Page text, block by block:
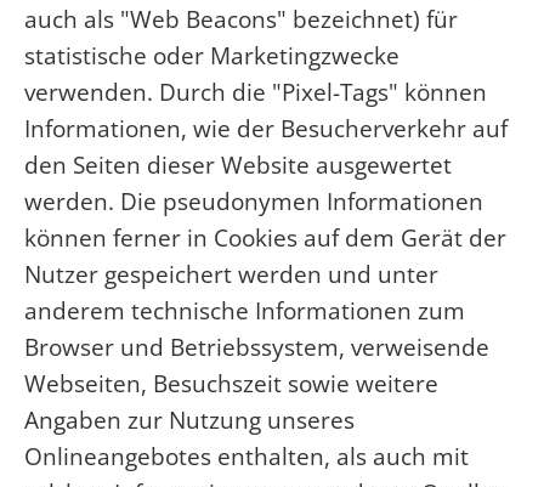
auch als "Web Beacons" bezeichnet) für
statistische oder Marketingzwecke
verwenden. Durch die "Pixel-Tags" können
Informationen, wie der Besucherverkehr auf
den Seiten dieser Website ausgewertet
werden. Die pseudonymen Informationen
können ferner in Cookies auf dem Gerät der
Nutzer gespeichert werden und unter
anderem technische Informationen zum
Browser und Betriebssystem, verweisende
Webseiten, Besuchszeit sowie weitere
Angaben zur Nutzung unseres
Onlineangebotes enthalten, als auch mit